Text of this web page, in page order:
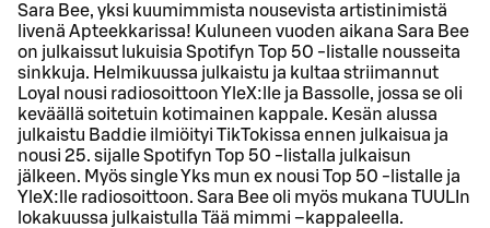
Sara Bee, yksi kuumimmista nousevista artistinimistä
livenä Apteekkarissa! Kuluneen vuoden aikana Sara Bee
on julkaissut lukuisia Spotifyn Top 50 -listalle nousseita
sinkkuja. Helmikuussa julkaistu ja kultaa striimannut
Loyal nousi radiosoittoon YleX:lle ja Bassolle, jossa se oli
keväällä soitetuin kotimainen kappale. Kesän alussa
julkaistu Baddie ilmiöityi TikTokissa ennen julkaisua ja
nousi 25. sijalle Spotifyn Top 50 -listalla julkaisun
jälkeen. Myös single Yks mun ex nousi Top 50 -listalle ja
YleX:lle radiosoittoon. Sara Bee oli myös mukana TUULIn
lokakuussa julkaistulla Tää mimmi –kappaleella.